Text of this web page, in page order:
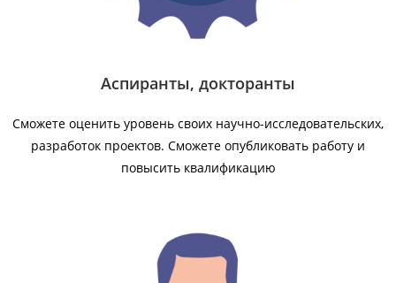
Аспиранты, докторанты
Сможете оценить уровень своих научно-исследовательских,
разработок проектов. Сможете опубликовать работу и
повысить квалификацию